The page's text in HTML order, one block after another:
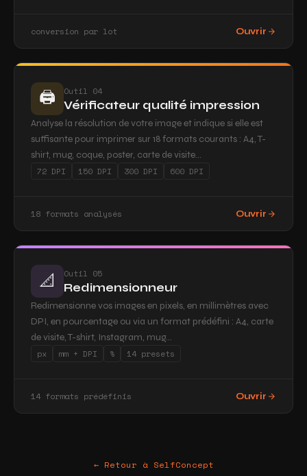
conversion par lot Ouvrir
🖨️ Outil 04
Vérificateur qualité impression
Analyse la résolution de votre image et indique si elle est
suffisante pour imprimer sur 18 formats courants : A4, T-
shirt, mug, coque, poster, carte de visite...
72 DPI
150 DPI 300 DPI 600 DPI
18 formats analysés Ouvrir
📐 Outil 05
Redimensionneur
Redimensionne vos images en pixels, en millimètres avec
DPI, en pourcentage ou via un format prédéfini : A4, carte
de visite, T-shirt, Instagram, mug...
px
mm + DPI % 14 presets
14 formats prédéfinis Ouvrir
← Retour à SelfConcept